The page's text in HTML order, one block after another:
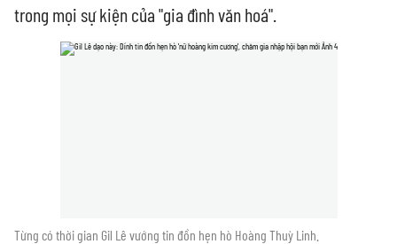
trong mọi sự kiện của "gia đình văn hoá".
Từng có thời gian Gil Lê vướng tin đồn hẹn hò Hoàng Thuỳ Linh.